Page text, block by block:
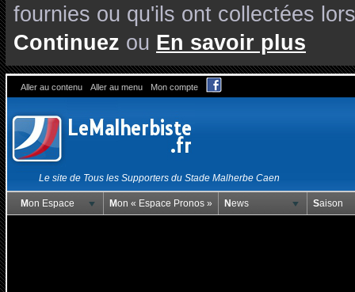
fournies ou qu'ils ont collectées
Continuez ou En savoir plus
Aller au contenu Aller au menu Mon compte
Le site de Tous les Supporters du Stade Malherbe Caen
Mon Espace Mon « Espace Pronos » News Saison